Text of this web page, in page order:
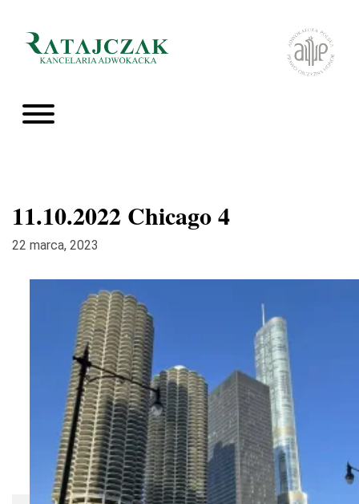
11.10.2022 Chicago 4
22 marca, 2023